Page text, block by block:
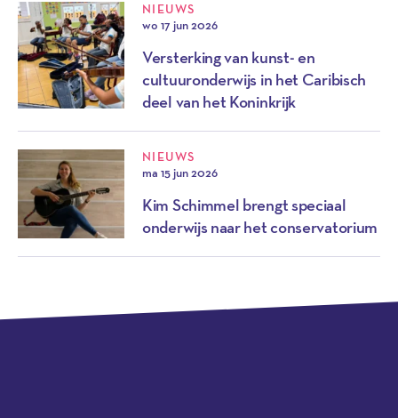
NIEUWS
wo 17 jun 2026
Versterking van kunst- en
cultuuronderwijs in het Caribisch
deel van het Koninkrijk
NIEUWS
ma 15 jun 2026
Kim Schimmel brengt speciaal
onderwijs naar het conservatorium